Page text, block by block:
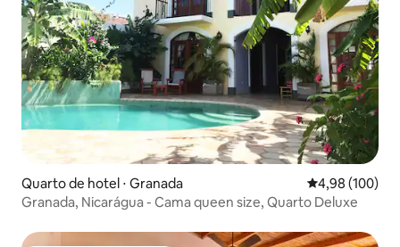
Quarto de hotel ⋅ Granada 4,98 de uma
4,98 (100)
Granada, Nicarágua - Cama queen size, Quarto Deluxe